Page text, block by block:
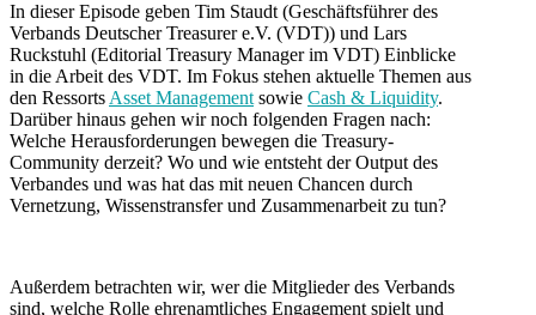
In dieser Episode geben Tim Staudt (Geschäftsführer des
Verbands Deutscher Treasurer e.V. (VDT)) und Lars
Ruckstuhl (Editorial Treasury Manager im VDT) Einblicke
in die Arbeit des VDT. Im Fokus stehen aktuelle Themen aus
den Ressorts Asset Management sowie Cash & Liquidity.
Darüber hinaus gehen wir noch folgenden Fragen nach:
Welche Herausforderungen bewegen die Treasury-
Community derzeit? Wo und wie entsteht der Output des
Verbandes und was hat das mit neuen Chancen durch
Vernetzung, Wissenstransfer und Zusammenarbeit zu tun?
Außerdem betrachten wir, wer die Mitglieder des Verbands
sind, welche Rolle ehrenamtliches Engagement spielt und